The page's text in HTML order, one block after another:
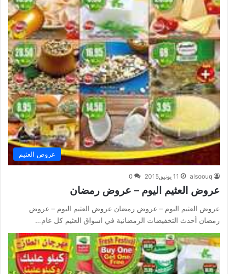
عروض العثيم
alsoouq 11 يونيو,2015 0
عروض العثيم اليوم – عروض رمضان
عروض العثيم اليوم – عروض رمضان عروض العثيم اليوم – عروض
رمضان أحدث التخفيضات الرمضانية في اسواق العثيم كل عام…